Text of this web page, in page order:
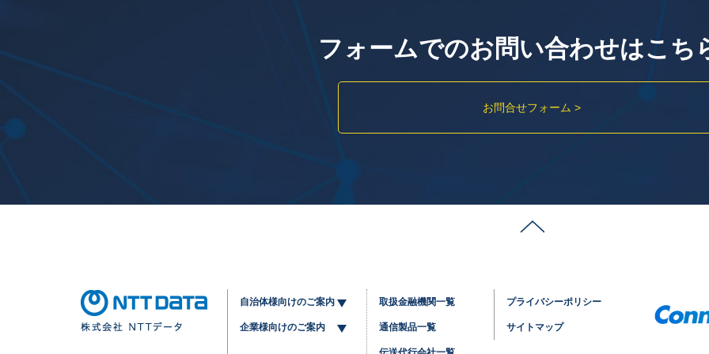
フォームでのお問い合わせはこち
お問合せフォーム >
自治体様向けのご案内
企業様向けのご案内
取扱金融機関一覧
通信製品一覧
プライバシーポリシー
サイトマップ